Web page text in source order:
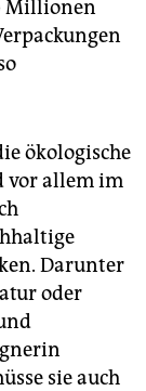
Millionen
ökologische
vor allem im
Darunter
oder
sie auch